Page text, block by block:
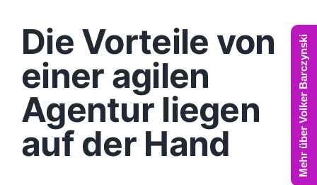
Die Vorteile von
einer agilen
Agentur liegen
auf der Hand
Mehr über Volker Barczynski